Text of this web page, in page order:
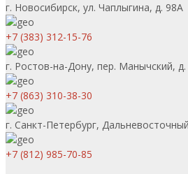
г. Новосибирск, ул. Чаплыгина, д. 98А
+7 (383) 312-15-76
г. Ростов-на-Дону, пер. Манычский, д.
+7 (863) 310-38-30
г. Санкт-Петербург,
+7 (812) 985-70-85